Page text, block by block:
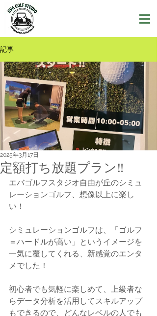
記事
定額打ち放題プラン‼️
2025年3月17日
エバゴルフスタジオ自由が丘のシミュ
レーションゴルフ、想像以上に楽し
い！
シミュレーションゴルフは、「ゴルフ
＝ハードルが高い」というイメージを
一気に覆してくれる、新感覚のエンタ
メでした！
初心者でも気軽に楽しめて、上級者な
らデータ分析を活用してスキルアップ
もできるので、どんなレベルの人でも